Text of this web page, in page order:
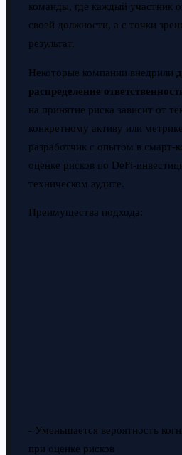
команды, где каждый участник
своей должности, а с точки
результат.
Некоторые компании внедрили
распределение
на принятие риска зависит от
конкретному активу или
разработчик с опытом в смарт-
оценке рисков по DeFi-
техническом аудите.
Преимущества подхода:
- Уменьшается вероятность
при оценке рисков